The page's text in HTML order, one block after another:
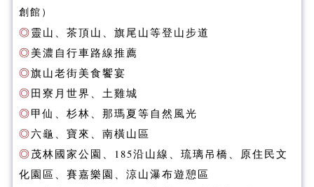
創館）
◎靈山、茶頂山、旗尾山等登山步道
◎美濃自行車路線推薦
◎旗山老街美食饗宴
◎田寮月世界、土雞城
◎甲仙、杉林、那瑪夏等自然風光
◎六龜、寶來、南橫山區
◎茂林國家公園、185沿山線、琉璃吊橋、原住民文
化園區、賽嘉樂園、涼山瀑布遊憩區